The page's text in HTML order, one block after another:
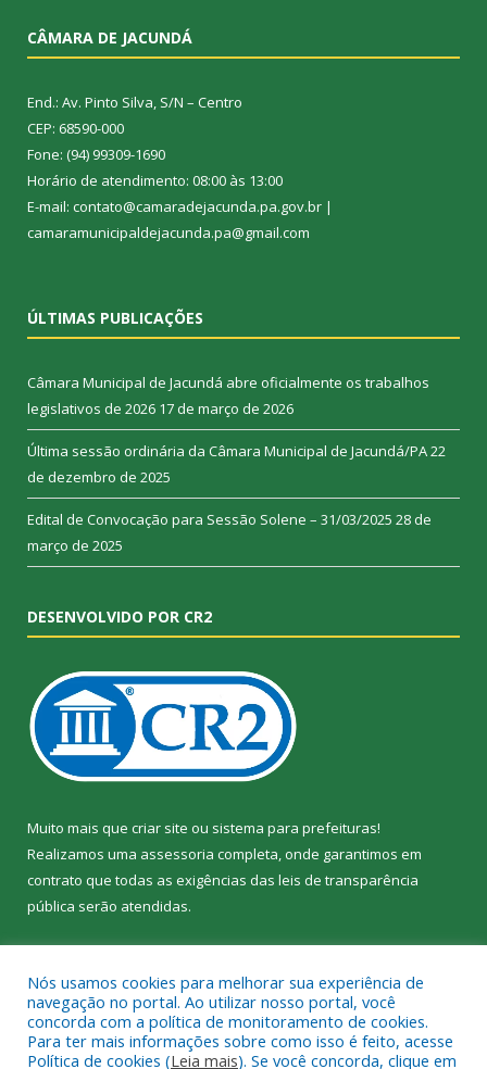
CÂMARA DE JACUNDÁ
End.: Av. Pinto Silva, S/N – Centro
CEP: 68590-000
Fone: (94) 99309-1690
Horário de atendimento: 08:00 às 13:00
E-mail: contato@camaradejacunda.pa.gov.br |
camaramunicipaldejacunda.pa@gmail.com
ÚLTIMAS PUBLICAÇÕES
Câmara Municipal de Jacundá abre oficialmente os trabalhos
legislativos de 2026 17 de março de 2026
Última sessão ordinária da Câmara Municipal de Jacundá/PA22
de dezembro de 2025
Edital de Convocação para Sessão Solene – 31/03/2025 28 de
março de 2025
DESENVOLVIDO POR CR2
Muito mais que criar site ou sistema para prefeituras!
Realizamos uma assessoria completa, onde garantimos em
contrato que todas as exigências das leis de transparência
pública serão atendidas.
Nós usamos cookies para melhorar sua experiência de
navegação no portal. Ao utilizar nosso portal, você
concorda com a política de monitoramento de cookies.
Para ter mais informações sobre como isso é feito, acesse
Política de cookies (Leia mais). Se você concorda, clique em